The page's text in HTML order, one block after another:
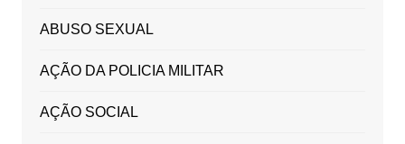
ABUSO SEXUAL
AÇÃO DA POLICIA MILITAR
AÇÃO SOCIAL